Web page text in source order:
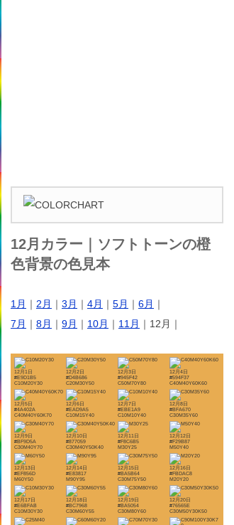
12月カラー｜ソフトトーンの橙
色背景の色見本
1月 ｜ 2月 ｜ 3月 ｜ 4月 ｜ 5月 ｜ 6月 ｜
7月 ｜ 8月 ｜ 9月 ｜ 10月 ｜ 11月 ｜12月｜
12月1日
#E9D1B5
C10M20Y30
12月2日
#D4B686
C20M30Y50
12月3日
#945F42
C50M70Y80
12月4日
#594F37
C40M40Y60K60
12月5日
#4A402A
C40M40Y60K70
12月6日
#EAD9A5
C10M15Y40
12月7日
#EBE1A9
C10M10Y40
12月8日
#BFA670
C30M35Y60
12月9日
#BF9D5A
C30M40Y70
12月10日
#877059
C30M40Y50K40
12月11日
#F8C6B5
M30Y25
12月12日
#F29B87
M50Y40
12月13日
#EF856D
M60Y50
12月14日
#E83817
M90Y95
12月15日
#BA5B64
C30M75Y50
12月16日
#FBDAC8
M20Y20
12月17日
#E6BFAB
C10M30Y30
12月18日
#BC7968
C30M60Y55
12月19日
#BA5054
C30M80Y60
12月20日
#76565E
C30M50Y30K50